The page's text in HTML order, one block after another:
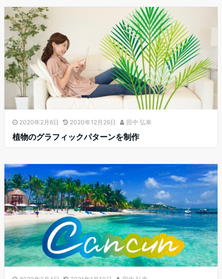
2020年2月6日 2020年12月26日 田中 弘幸
植物のグラフィックパターンを制作